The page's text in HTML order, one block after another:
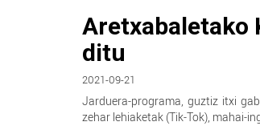
Aretxabaletako
ditu
2021-09-21
Jarduera-programa, guztiz itxi
zehar lehiaketak (Tik-Tok), mahai-